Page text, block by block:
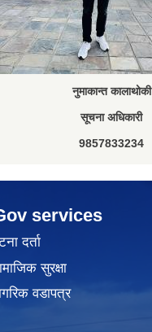
नुमाकान्त कालाथोकी
सूचना अधिकारी
9857833234
services
दर्ता
सुरक्षा
वडापत्र